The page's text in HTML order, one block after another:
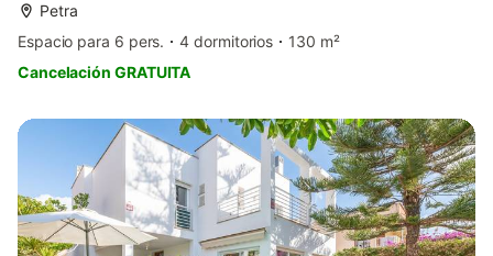
Petra
Espacio para 6 pers.
4 dormitorios
130 m²
Cancelación GRATUITA